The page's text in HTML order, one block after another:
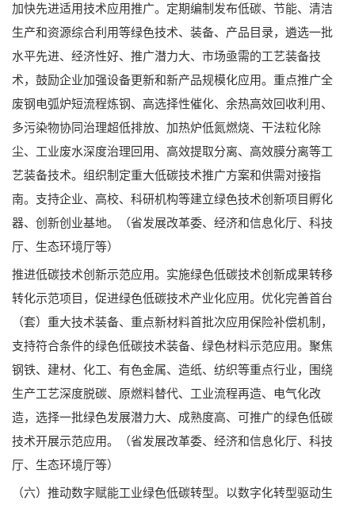
加快先进适用技术应用推广。定期编制发布低碳、节能、清洁
生产和资源综合利用等绿色技术、装备、产品目录，遴选一批
水平先进、经济性好、推广潜力大、市场亟需的工艺装备技
术，鼓励企业加强设备更新和新产品规模化应用。重点推广全
废钢电弧炉短流程炼钢、高选择性催化、余热高效回收利用、
多污染物协同治理超低排放、加热炉低氮燃烧、干法粒化除
尘、工业废水深度治理回用、高效提取分离、高效膜分离等工
艺装备技术。组织制定重大低碳技术推广方案和供需对接指
南。支持企业、高校、科研机构等建立绿色技术创新项目孵化
器、创新创业基地。（省发展改革委、经济和信息化厅、科技
厅、生态环境厅等）
推进低碳技术创新示范应用。实施绿色低碳技术创新成果转移
转化示范项目，促进绿色低碳技术产业化应用。优化完善首台
（套）重大技术装备、重点新材料首批次应用保险补偿机制，
支持符合条件的绿色低碳技术装备、绿色材料示范应用。聚焦
钢铁、建材、化工、有色金属、造纸、纺织等重点行业，围绕
生产工艺深度脱碳、原燃料替代、工业流程再造、电气化改
造，选择一批绿色发展潜力大、成熟度高、可推广的绿色低碳
技术开展示范应用。（省发展改革委、经济和信息化厅、科技
厅、生态环境厅等）
（六）推动数字赋能工业绿色低碳转型。以数字化转型驱动生